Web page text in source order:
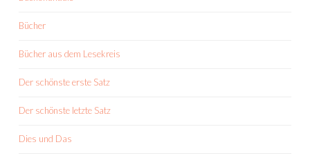
Bücher
Bücher aus dem Lesekreis
Der schönste erste Satz
Der schönste letzte Satz
Dies und Das